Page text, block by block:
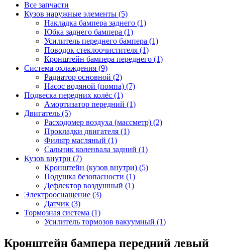
Все запчасти
Кузов наружные элементы (5)
Накладка бампера заднего (1)
Юбка заднего бампера (1)
Усилитель переднего бампера (1)
Поводок стеклоочистителя (1)
Кронштейн бампера переднего (1)
Система охлаждения (9)
Радиатор основной (2)
Насос водяной (помпа) (7)
Подвеска передних колёс (1)
Амортизатор передний (1)
Двигатель (5)
Расходомер воздуха (массметр) (2)
Прокладки двигателя (1)
Фильтр масляный (1)
Сальник коленвала задний (1)
Кузов внутри (7)
Кронштейн (кузов внутри) (5)
Подушка безопасности (1)
Дефлектор воздушный (1)
Электрооснащение (3)
Датчик (3)
Тормозная система (1)
Усилитель тормозов вакуумный (1)
Кронштейн бампера передний левый